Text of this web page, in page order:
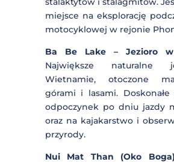
świecie jaskini Son Doong
innych, takich jak
Phong Nha Cave. Park
Phong Nha-Ke Bang
miłośników przyrody i
przygód w otoczeniu gór
lasów.
Paradise Cave – Najdłuższa
Azji– Paradise Cave to
jaskinia o długości 31
stalaktytów i